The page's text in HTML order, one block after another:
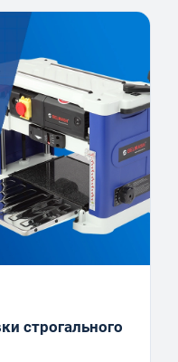
строгального